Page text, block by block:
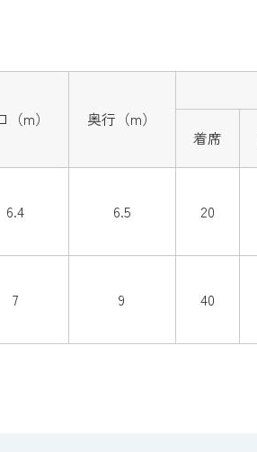
（m） 奥行（m）
着席
6.4 6.5 20
7 9 40